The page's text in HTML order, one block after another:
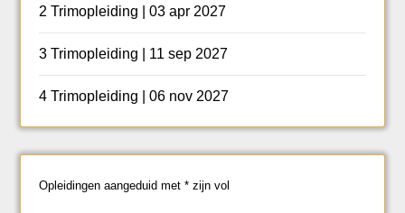
2 Trimopleiding | 03 apr 2027
3 Trimopleiding | 11 sep 2027
4 Trimopleiding | 06 nov 2027
Opleidingen aangeduid met * zijn vol